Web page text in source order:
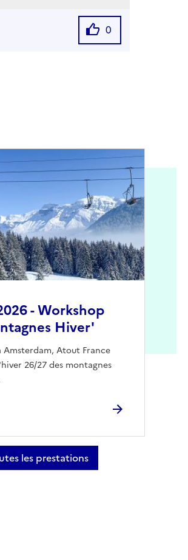
0
- Workshop
Hiver'
Amsterdam, Atout France
26/27 des montagnes
les prestations